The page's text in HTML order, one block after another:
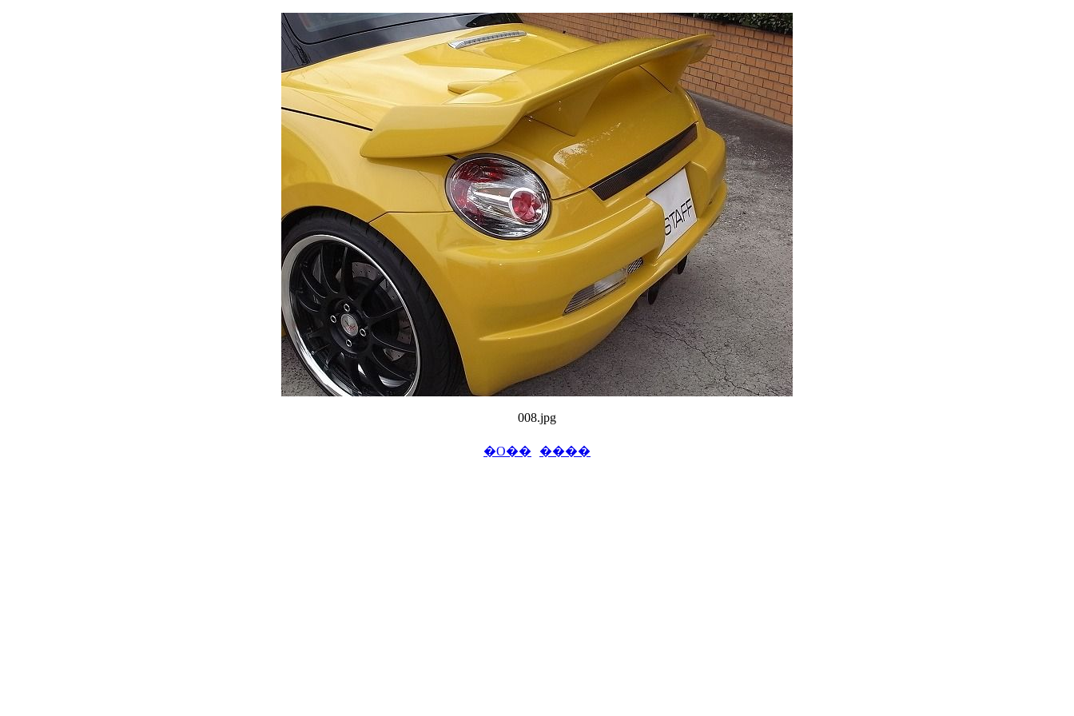
008.jpg
�O�� ����